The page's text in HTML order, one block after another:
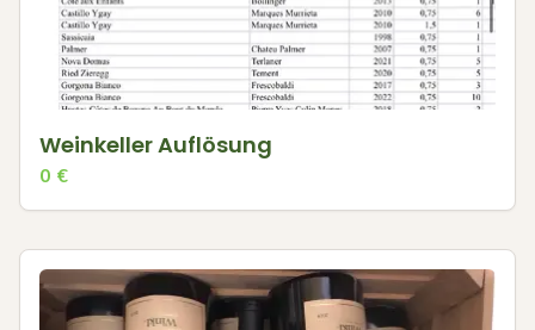
Weinkeller Auflösung
0 €